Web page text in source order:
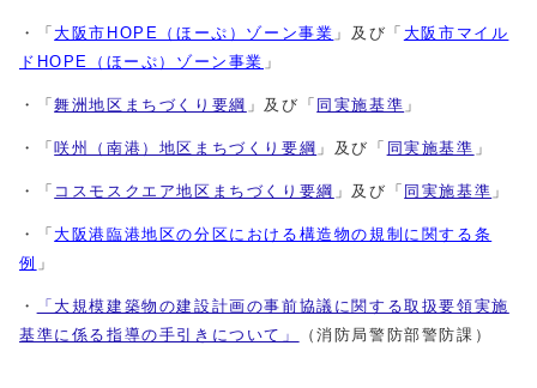
・「 大阪市HOPE（ほーぷ）ゾーン事業 」及び「 大阪市マイル
ドHOPE（ほーぷ）ゾーン事業 」
・「舞洲地区まちづくり要綱 」及び「 同実施基準 」
・「咲州（南港）地区まちづくり要綱 」及び「 同実施基準 」
・「 コスモスクエア地区まちづくり要綱 」及び「 同実施基準 」
・「 大阪港臨港地区の分区における構造物の規制に関する条
例 」
・
「大規模建築物の建設計画の事前協議に関する取扱要領実施
基準に係る指導の手引きについて」
（消防局警防部警防課）